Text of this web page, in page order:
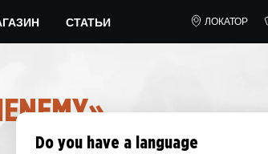
СТАТЬИ ЛОКАТОР
Do you have a language